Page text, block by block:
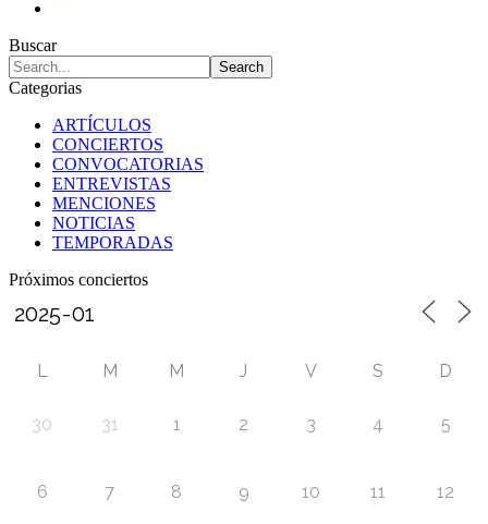
Buscar
Categorias
ARTÍCULOS
CONCIERTOS
CONVOCATORIAS
ENTREVISTAS
MENCIONES
NOTICIAS
TEMPORADAS
Próximos conciertos
L M M J V S D
30 31 1 2 3 4 5
6 7 8 9 10 11 12